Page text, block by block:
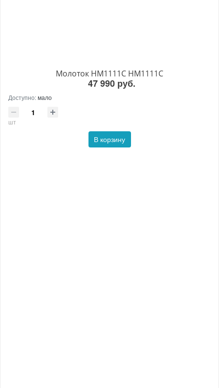
Молоток HM1111C HM1111C
47 990 руб.
Доступно:мало
шт
В корзину